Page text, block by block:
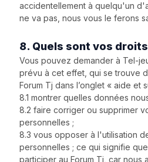
accidentellement à quelqu'un
ne va pas, nous vous le ferons
8. Quels sont vos droits
Vous pouvez demander à Tel-
prévu à cet effet, qui se trouve
Forum Tj dans l’onglet « aide et
8.1 montrer quelles données
8.2 faire corriger ou supprimer
personnelles ;
8.3 vous opposer à l'utilisation
personnelles ; ce qui signifie
participer au Forum Tj, car nous